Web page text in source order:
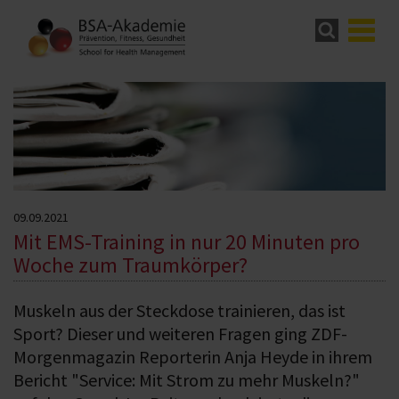
09.09.2021
Mit EMS-Training in nur 20 Minuten pro
Woche zum Traumkörper?
Muskeln aus der Steckdose trainieren, das ist
Sport? Dieser und weiteren Fragen ging ZDF-
Morgenmagazin Reporterin Anja Heyde in ihrem
Bericht "Service: Mit Strom zu mehr Muskeln?"